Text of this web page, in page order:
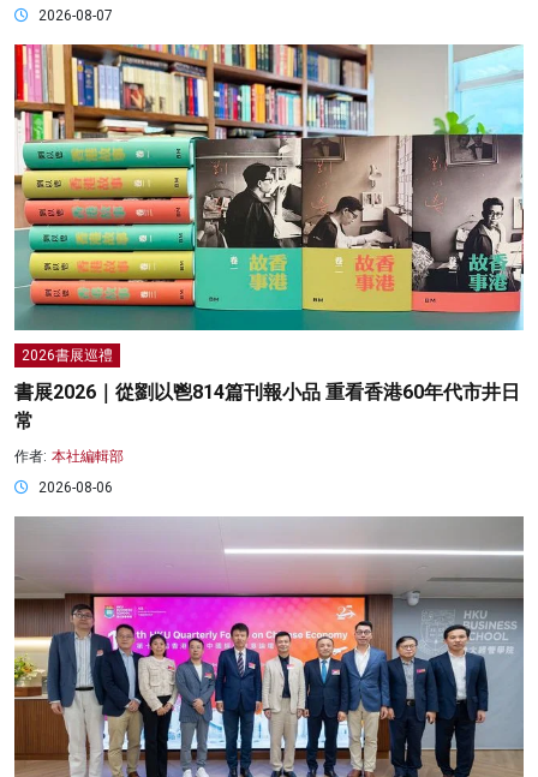
2026-08-07
2026書展巡禮
書展2026｜從劉以鬯814篇刊報小品 重看香港60年代市井日
常
作者: 本社編輯部
2026-08-06